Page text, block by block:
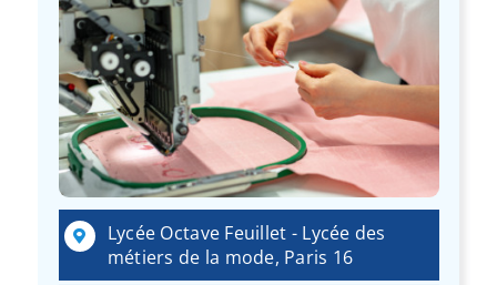
Lycée Octave Feuillet - Lycée des
métiers de la mode, Paris 16